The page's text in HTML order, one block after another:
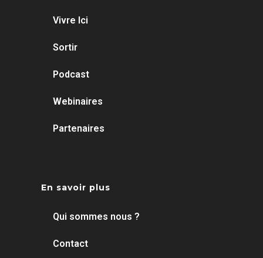
Vivre Ici
Sortir
Podcast
Webinaires
Partenaires
En savoir plus
Qui sommes nous ?
Contact